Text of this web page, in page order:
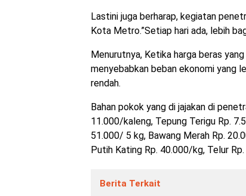
Lastini juga berharap, kegiatan
Kota Metro.”Setiap hari ada, lebih
Menurutnya, Ketika harga beras
menyebabkan beban ekonomi yang
rendah.
Bahan pokok yang di jajakan di
11.000/kaleng, Tepung Terigu Rp.
51.000/ 5 kg, Bawang Merah Rp.
Putih Kating Rp. 40.000/kg, Telur
Berita Terkait